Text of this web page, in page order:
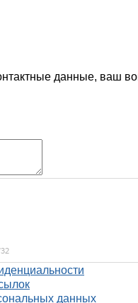
данные, ваш
данных